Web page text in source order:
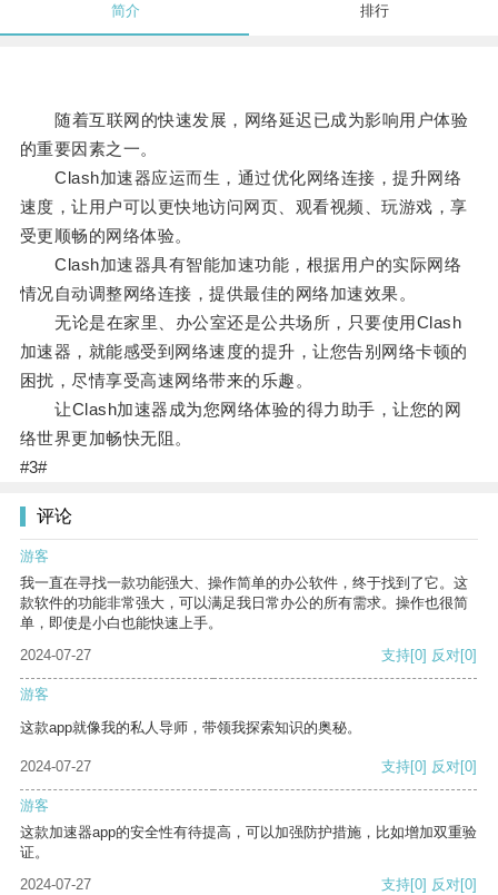
简介 排行
随着互联网的快速发展，网络延迟已成为影响用户体验
的重要因素之一。
Clash加速器应运而生，通过优化网络连接，提升网络
速度，让用户可以更快地访问网页、观看视频、玩游戏，享
受更顺畅的网络体验。
Clash加速器具有智能加速功能，根据用户的实际网络
情况自动调整网络连接，提供最佳的网络加速效果。
无论是在家里、办公室还是公共场所，只要使用Clash
加速器，就能感受到网络速度的提升，让您告别网络卡顿的
困扰，尽情享受高速网络带来的乐趣。
让Clash加速器成为您网络体验的得力助手，让您的网
络世界更加畅快无阻。
#3#
评论
游客
我一直在寻找一款功能强大、操作简单的办公软件，终于找到了它。这
款软件的功能非常强大，可以满足我日常办公的所有需求。操作也很简
单，即使是小白也能快速上手。
2024-07-27
支持[0] 反对[0]
游客
这款app就像我的私人导师，带领我探索知识的奥秘。
2024-07-27 支持[0] 反对[0]
游客
这款加速器app的安全性有待提高，可以加强防护措施，比如增加双重验
证。
2024-07-27
支持[0] 反对[0]